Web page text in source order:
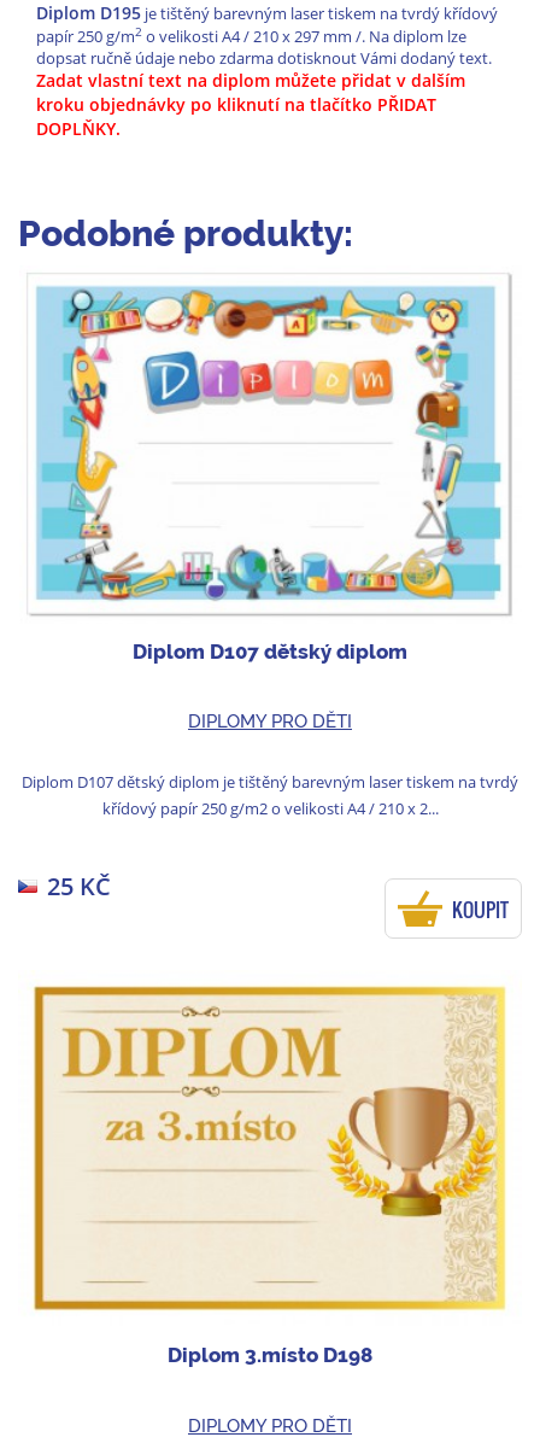
Diplom D195 je tištěný barevným laser tiskem na tvrdý křídový
papír 250 g/m2 o velikosti A4 / 210 x 297 mm /. Na diplom lze
dopsat ručně údaje nebo zdarma dotisknout Vámi dodaný text.
Zadat vlastní text na diplom můžete přidat v dalším
kroku objednávky po kliknutí na tlačítko PŘIDAT
DOPLŇKY.
Podobné produkty:
Diplom D107 dětský diplom
DIPLOMY PRO DĚTI
Diplom D107 dětský diplom je tištěný barevným laser tiskem na tvrdý
křídový papír 250 g/m2 o velikosti A4 / 210 x 2...
25 KČ
KOUPIT
Diplom 3.místo D198
DIPLOMY PRO DĚTI